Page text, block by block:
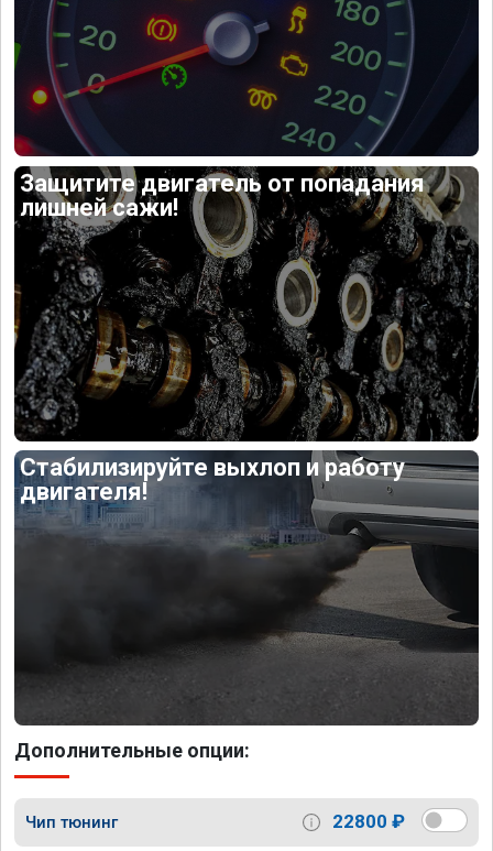
Защитите двигатель от попадания
лишней сажи!
Стабилизируйте выхлоп и работу
двигателя!
Дополнительные опции:
Чип тюнинг 22800 ₽